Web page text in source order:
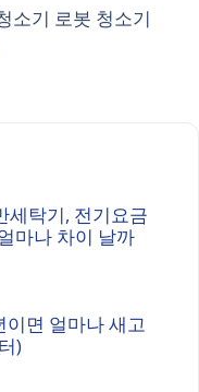
소기 로봇 청소기
세탁기, 전기요금
마나 차이 날까
이면 얼마나 새고
)